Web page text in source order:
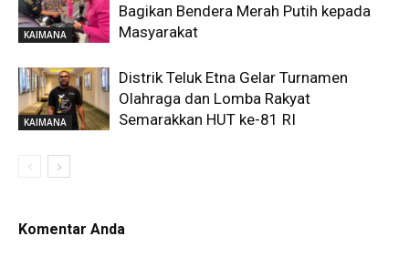
KAIMANA
Bagikan Bendera Merah Putih kepada
Masyarakat
KAIMANA
Distrik Teluk Etna Gelar Turnamen
Olahraga dan Lomba Rakyat
Semarakkan HUT ke-81 RI
Komentar Anda